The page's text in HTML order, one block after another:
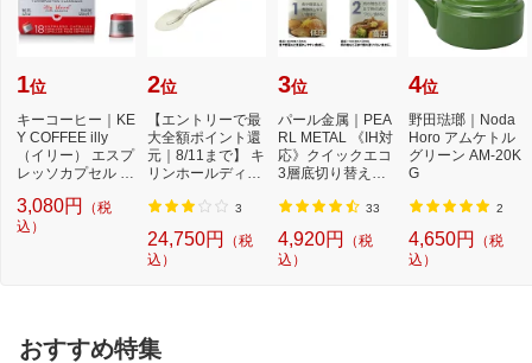
1位
キーコーヒー｜KE
Y COFFEE illy
（イリー） エスプ
レッソカプセル ミ
ト...
3,080円
（税
込）
2位
【エントリーで最
大全額ポイント還
元｜8/11まで】 キ
リンホールディン
3
24,750円
（税
込）
3位
パール金属｜PEA
RL METAL 《IH対
応》クイックエコ
3層底切り替え式
40...
33
4,920円
（税
込）
4位
野田琺瑯｜Noda
Horo アムケトル
グリーン AM-20K
G
2
4,650円
（税
込）
おすすめ特集